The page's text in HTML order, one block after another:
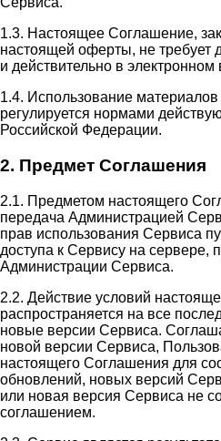
1.3. Настоящее Соглашение,
настоящей оферты, не требует
и действительно в электронном
1.4. Использование
регулируется нормами
Российской Федерации.
2. Предмет Соглашения
2.1. Предметом настоящего
передача Администрацией
прав использования Сервиса
доступа к Сервису на сервере,
Администрации Сервиса.
2.2. Действие условий
распространяется на все
новые версии Сервиса.
новой версии Сервиса,
настоящего Соглашения для
обновлений, новых версий
или новая версия Сервиса не
соглашением.